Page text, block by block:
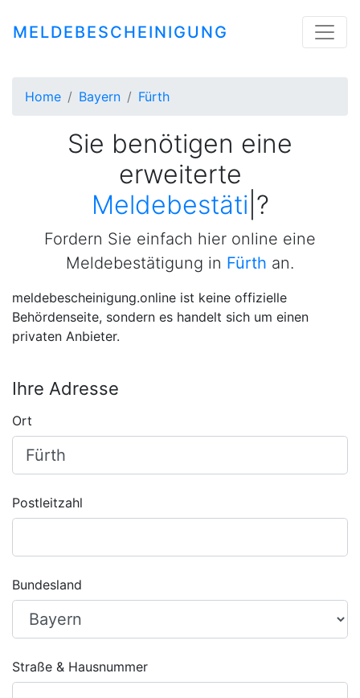
MELDEBESCHEINIGUNG
Home Bayern Fürth
Sie benötigen eine
erweiterte
Meldebestätigung
Fordern Sie einfach hier online eine
Meldebestätigung in Fürth an.
meldebescheinigung.online ist keine offizielle
Behördenseite, sondern es handelt sich um einen
privaten Anbieter.
Ihre Adresse
Ort
Postleitzahl
Bundesland
Straße & Hausnummer